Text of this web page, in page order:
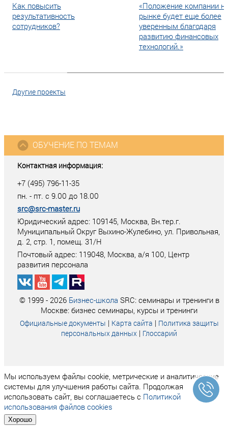
Как повысить
результативность
сотрудников?
«Положение компании
рынке будет еще более
уверенным благодаря
развитию финансовых
технологий.»
Другие проекты
Контактная информация:
+7 (495) 796-11-35
пн. - пт. с 9.00 до 18.00
src@src-master.ru
Юридический адрес: 109145, Москва, Вн.тер.г.
Муниципальный Округ Выхино-Жулебино, ул. Привольная,
д. 2, стр. 1, помещ. 31/Н
Почтовый адрес: 119048, Москва, а/я 100, Центр
развития персонала
ОБУЧЕНИЕ ПО ТЕМАМ
© 1999 - 2026 Бизнес-школа SRC: семинары и тренинги в
Москве: бизнес семинары, курсы и тренинги
Официальные документы | Карта сайта | Политика защиты
персональных данных | Глоссарий
Мы используем файлы cookie, метрические и аналитические
системы для улучшения работы сайта. Продолжая
использовать сайт, вы соглашаетесь с Политикой
использования файлов cookies
Хорошо